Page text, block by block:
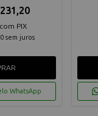
PIX
sem juros
WhatsApp